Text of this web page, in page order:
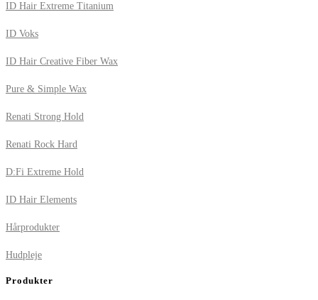
ID Hair Extreme Titanium
ID Voks
ID Hair Creative Fiber Wax
Pure & Simple Wax
Renati Strong Hold
Renati Rock Hard
D:Fi Extreme Hold
ID Hair Elements
Hårprodukter
Hudpleje
Produkter